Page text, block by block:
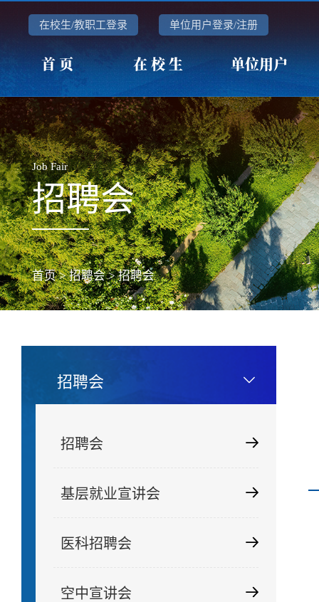
在校生/教职工登录 单位用户登录/注册
首 页 在 校 生 单位用户
Job Fair
招聘会
首页>招聘会>招聘会
招聘会
招聘会
基层就业宣讲会
医科招聘会
空中宣讲会